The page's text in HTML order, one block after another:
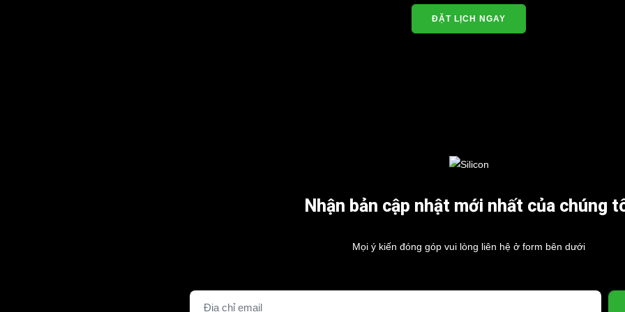
ĐẶT LỊCH NGAY
Nhận bản cập nhật mới nhất của chúng
Mọi ý kiến đóng góp vui lòng liên hệ ở form bên dưới